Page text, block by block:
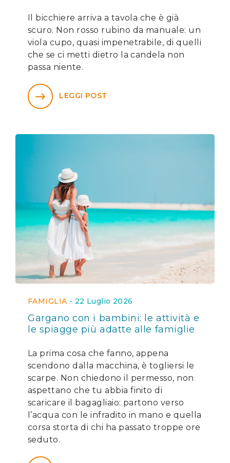
Il bicchiere arriva a tavola che è già
scuro. Non rosso rubino da manuale: un
viola cupo, quasi impenetrabile, di quelli
che se ci metti dietro la candela non
passa niente.
LEGGI POST
FAMIGLIA - 22 Luglio 2026
Gargano con i bambini: le attività e
le spiagge più adatte alle famiglie
La prima cosa che fanno, appena
scendono dalla macchina, è togliersi le
scarpe. Non chiedono il permesso, non
aspettano che tu abbia finito di
scaricare il bagagliaio: partono verso
l’acqua con le infradito in mano e quella
corsa storta di chi ha passato troppe ore
seduto.